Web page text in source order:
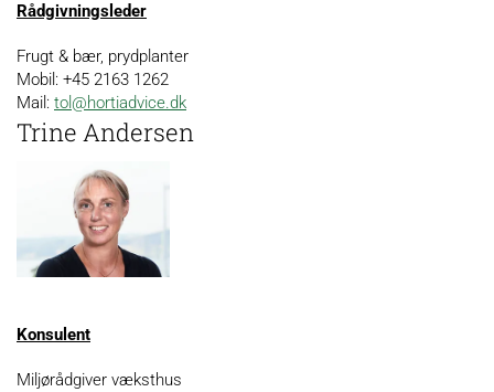
Rådgivningsleder
Frugt & bær, prydplanter
Mobil: +45 2163 1262
Mail: tol@hortiadvice.dk
Trine Andersen
Konsulent
Miljørådgiver væksthus